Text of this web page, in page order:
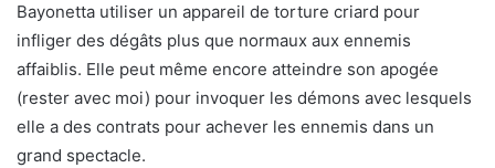
Bayonetta utiliser un appareil de torture criard pour
infliger des dégâts plus que normaux aux ennemis
affaiblis. Elle peut même encore atteindre son apogée
(rester avec moi) pour invoquer les démons avec lesquels
elle a des contrats pour achever les ennemis dans un
grand spectacle.